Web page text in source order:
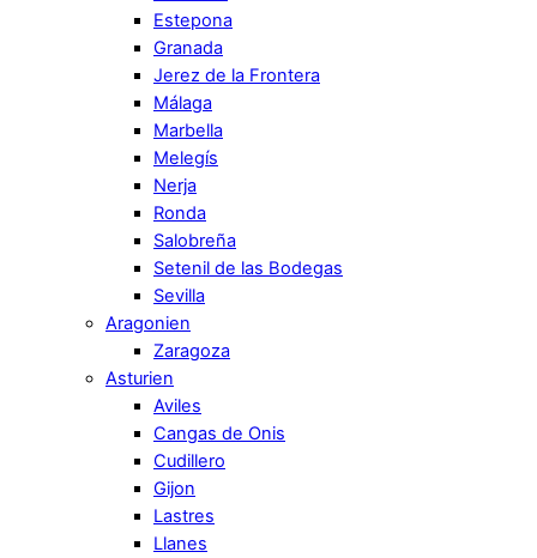
Estepona
Granada
Jerez de la Frontera
Málaga
Marbella
Melegís
Nerja
Ronda
Salobreña
Setenil de las Bodegas
Sevilla
Aragonien
Zaragoza
Asturien
Aviles
Cangas de Onis
Cudillero
Gijon
Lastres
Llanes